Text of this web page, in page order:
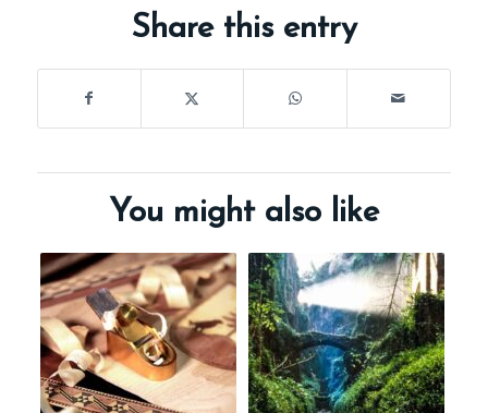
Share this entry
You might also like